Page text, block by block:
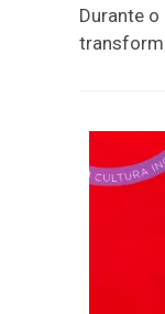
Durante